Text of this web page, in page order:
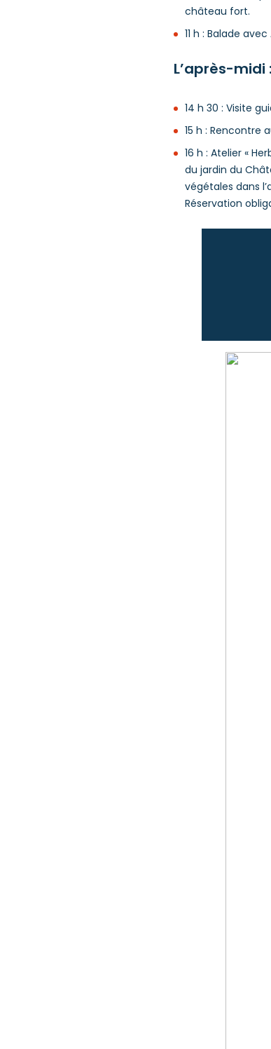
château fort.
11 h : Balade
L’après-midi :
14 h 30 : Visite
15 h : Rencontre
16 h : Atelier «
du jardin du
végétales dans
Réservation